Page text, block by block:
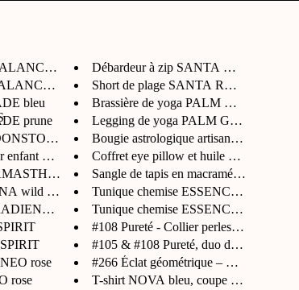
bleu
en lièg...
bleu
prune
gris
enfant AGAT...
bleu
Tapis de yoga LUNA wild avec ...
rose
rose
rose
Débardeur à zip SANTA MONICA
Short de plage SANTA ROSA
Brassière de yoga PALM GROVE N...
Legging de yoga PALM GROVE NAV...
Bougie astrologique artisanale...
Coffret eye pillow et huile es...
Sangle de tapis en macramé ZEN...
Tunique chemise ESSENCE corail...
Tunique chemise ESSENCE - Born...
#108 Pureté - Collier perles e...
#105 & #108 Pureté, duo de col...
#266 Éclat géométrique – Boucl...
T-shirt NOVA bleu, coupe longu...